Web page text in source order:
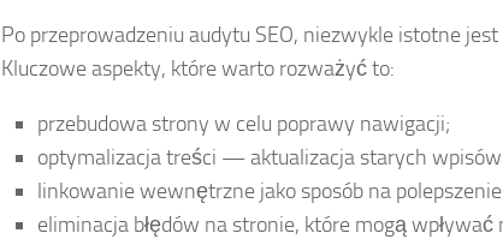
Po przeprowadzeniu audytu SEO, niezwykle istotne
Kluczowe aspekty, które warto rozważyć to:
przebudowa strony w celu poprawy nawigacji;
optymalizacja treści — aktualizacja starych
linkowanie wewnętrzne jako sposób na
eliminacja błędów na stronie, które mogą